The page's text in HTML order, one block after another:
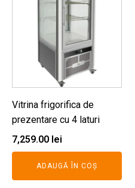
Vitrina frigorifica de
prezentare cu 4 laturi
7,259.00 lei
ADAUGĂ ÎN COȘ